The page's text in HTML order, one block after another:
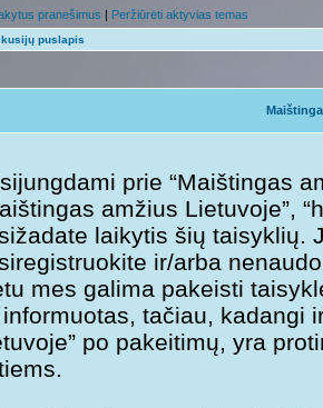
pranešimus | Peržiūrėti aktyvias temas
puslapis
prie “Maištingas
amžius Lietuvoje”,
laikytis šių taisyklių.
ir/arba
mes galima pakeisti
tačiau, kadangi
po pakeitimų, yra